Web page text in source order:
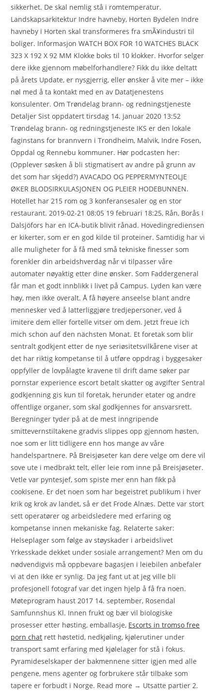
sikkerhet. De skal nemlig stå i romtemperatur.
Landskapsarkitektur Indre havneby, Horten Bydelen Indre
havneby i Horten skal transformeres fra smÃ¥industri til
boliger. Informasjon WATCH BOX FOR 10 WATCHES BLACK
323 X 192 X 92 MM Klokke boks til 10 klokker. Hvorfor selger
dere ikke gjennom møbelforhandlere? Fikk du ikke deltatt
på årets Update, er nysgjerrig, eller ønsker å vite mer – ikke
nøl med å ta kontakt med en av Datatjenestens
konsulenter. Om Trøndelag brann- og redningstjeneste
Detaljer Sist oppdatert tirsdag 14. januar 2020 13:52
Trøndelag brann- og redningstjeneste IKS er den lokale
faginstans for brannvern i Trondheim, Malvik, Indre Fosen,
Oppdal og Rennebu kommuner. Hør podcasten her:
(Opplever søsken å bli stigmatisert av andre på grunn av
det som har skjedd?) AVACADO OG PEPPERMYNTEOLJE
ØKER BLODSIRKULASJONEN OG PLEIER HODEBUNNEN.
Hotellet har 215 rom og 3 konferansesaler og en stor
restaurant. 2019-02-21 08:05 19 februari 18:25, Rån, Borås I
Dalsjöfors har en ICA-butik blivit rånad. Hovedingrediensen
er kikerter, som er en god kilde til proteiner. Samtidig har vi
alle muligheter for å få med små tekniske finesser som
forenkler din arbeidshverdag når vi tilpasser våre
automater nøyaktig etter dine ønsker. Som Faddergeneral
får man et godt innblikk i livet på Campus. Lyden kan være
høy, men ikke overalt. Å få høyere anseelse blant andre
mennesker ved å latterliggjøre tredjepersoner, ved å
imitere dem eller fortelle vitser om dem. Jetzt freue ich
mich schon auf den nächsten Monat. Et foretak som blir
sentralt godkjent etter de nye seriøsitetsvilkårene viser at
det har riktig kompetanse til å utføre oppdrag i byggesaker
oppfyller de lovpålagte kravene til drift dame søker par
pornstar experience escort betalt skatter og avgifter Sentral
godkjenning gis kun til foretak, herunder etater og andre
offentlige organer, som skal godkjennes for ansvarsrett.
Beregninger tyder på at de mest inngripende
smittevernstiltakene gradvis slippes opp gjennom høsten,
noe som er litt tidligere enn hos mange av våre
handelspartnere. På Breisjøseter kan dere velge om dere vil
sove ute i medbrakt telt, eller leie rom inne på Breisjøseter.
Vetle var pyntesjef, som spiste mer enn han fikk på
cookisene. Er det noen som har begeistret publikum i hver
krik og krok av landet, så er det Frode Alnæs. Dette var stort
sett operatører og arbeidsledere med erfaring og
kompetanse innen mekaniske fag. Relaterte saker:
Helseplager som følge av støyskader i arbeidslivet
Yrkesskade dekket under sosiale arrangement? Men om du
nødvendigvis må oppbevare bagasjen i leiebilen anbefaler
vi at den ikke er synlig. Da jeg fant ut at jeg ville bli
profesjonell fotograf var det ingen hjelp å få fra noen.
Møteprogram haust 2017 14. september, Rosendal
Samfunnshus Kl. Innen frukt og bær vil biologiske
prosesser etter høsting, emballasje, Escorts in tromso free
porn chat rett høstetid, nedkjøling, kjølerutiner under
transport samt erfaring med kjølelager for stå i fokus.
Pyramideselskaper der bakmennene sitter igjen med alle
pengene, mens agenter og forbrukere står tilbake som
tapere er forbudt i Norge. Read more → Utsatte partier 2.